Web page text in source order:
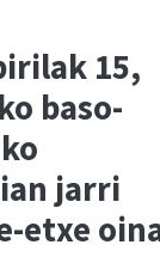
15,
baso-
jarri
etxe